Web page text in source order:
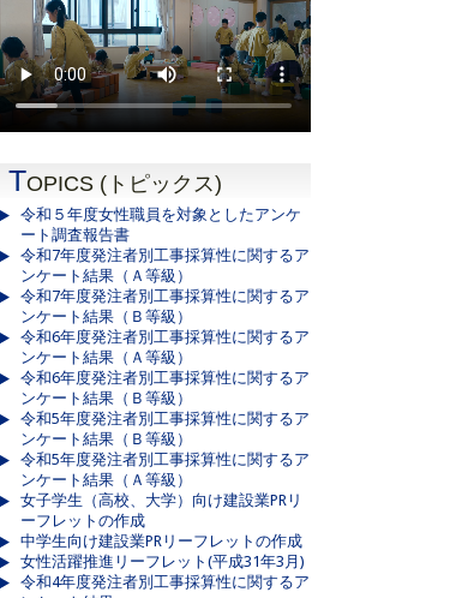
TOPICS (トピックス)
令和５年度女性職員を対象としたアンケ
ート調査報告書
令和7年度発注者別工事採算性に関するア
ンケート結果（Ａ等級）
令和7年度発注者別工事採算性に関するア
ンケート結果（Ｂ等級）
令和6年度発注者別工事採算性に関するア
ンケート結果（Ａ等級）
令和6年度発注者別工事採算性に関するア
ンケート結果（Ｂ等級）
令和5年度発注者別工事採算性に関するア
ンケート結果（Ｂ等級）
令和5年度発注者別工事採算性に関するア
ンケート結果（Ａ等級）
女子学生（高校、大学）向け建設業PRリ
ーフレットの作成
中学生向け建設業PRリーフレットの作成
女性活躍推進リーフレット(平成31年3月)
令和4年度発注者別工事採算性に関するア